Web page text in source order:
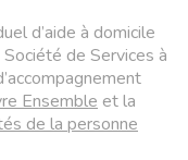
d’aide à domicile
de Services à
Ensemble et la
de la personne